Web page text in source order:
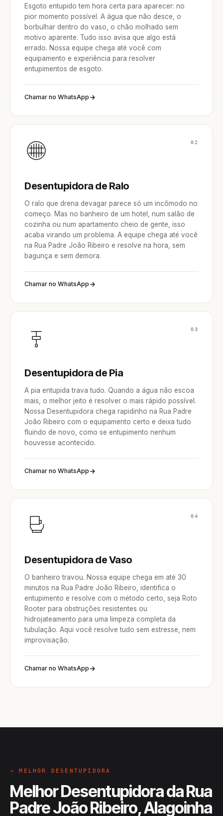
Esgoto entupido tem hora certa para aparecer: no
pior momento possível. A água que não desce, o
borbulhar dentro do vaso, o chão molhado sem
motivo aparente. Tudo isso avisa que algo está
errado. Nossa equipe chega até você com
equipamento e experiência para resolver
entupimentos de esgoto.
Chamar no WhatsApp
02
Desentupidora de Ralo
O ralo que drena devagar parece só um incômodo no
começo. Mas no banheiro de um hotel, num salão de
cozinha ou num apartamento cheio de gente, isso
acaba virando um problema. A equipe chega até você
na Rua Padre João Ribeiro e resolve na hora, sem
bagunça e sem demora.
Chamar no WhatsApp
03
Desentupidora de Pia
A pia entupida trava tudo. Quando a água não escoa
mais, o melhor jeito é resolver o mais rápido possível.
Nossa Desentupidora chega rapidinho na Rua Padre
João Ribeiro com o equipamento certo e deixa tudo
fluindo de novo, como se entupimento nenhum
houvesse acontecido.
Chamar no WhatsApp
04
Desentupidora de Vaso
O banheiro travou. Nossa equipe chega em até 30
minutos na Rua Padre João Ribeiro, identifica o
entupimento e resolve com o método certo, seja Roto
Rooter para obstruções resistentes ou
hidrojateamento para uma limpeza completa da
tubulação. Aqui você resolve tudo sem estresse, nem
improvisação.
Chamar no WhatsApp
→ MELHOR DESENTUPIDORA
Melhor Desentupidora da Rua
Padre João Ribeiro, Alagoinha